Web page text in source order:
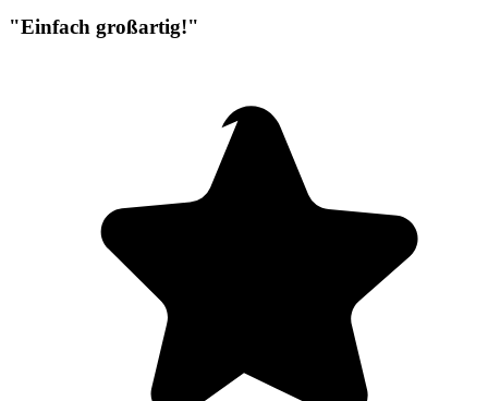
"Einfach großartig!"